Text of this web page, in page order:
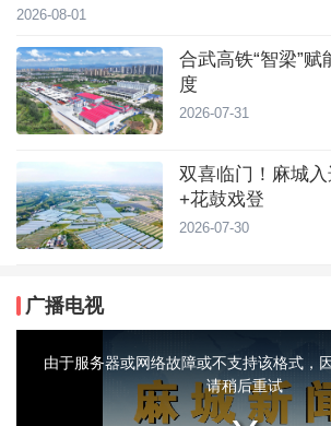
2026-08-01
合武高铁“智梁”
度
2026-07-31
双喜临门！麻城
+花鼓戏登
2026-07-30
广播电视
modal由于服务器或网络故障或不支持该格式，
请稍后重试